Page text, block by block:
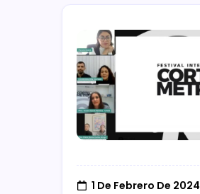
1 De Febrero De 2024